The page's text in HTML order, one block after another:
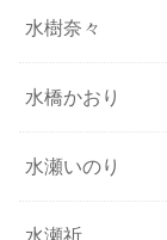
水樹奈々
水橋かおり
水瀬いのり
水瀬祈